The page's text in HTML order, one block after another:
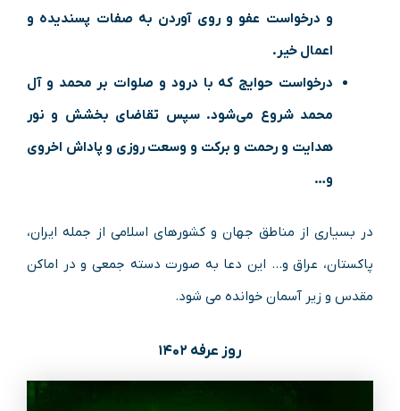
و درخواست عفو و روی آوردن به صفات پسندیده و
اعمال خیر.
درخواست حوایج که با درود و صلوات بر محمد و آل
محمد شروع می‌شود. سپس تقاضای بخشش و نور
هدایت و رحمت و برکت و وسعت روزی و پاداش اخروی
و…
در بسیاری از مناطق جهان و کشورهای اسلامی از جمله ایران،
پاکستان، عراق و… این دعا به صورت دسته جمعی و در اماکن
مقدس و زیر آسمان خوانده می شود.
روز عرفه ۱۴۰۲